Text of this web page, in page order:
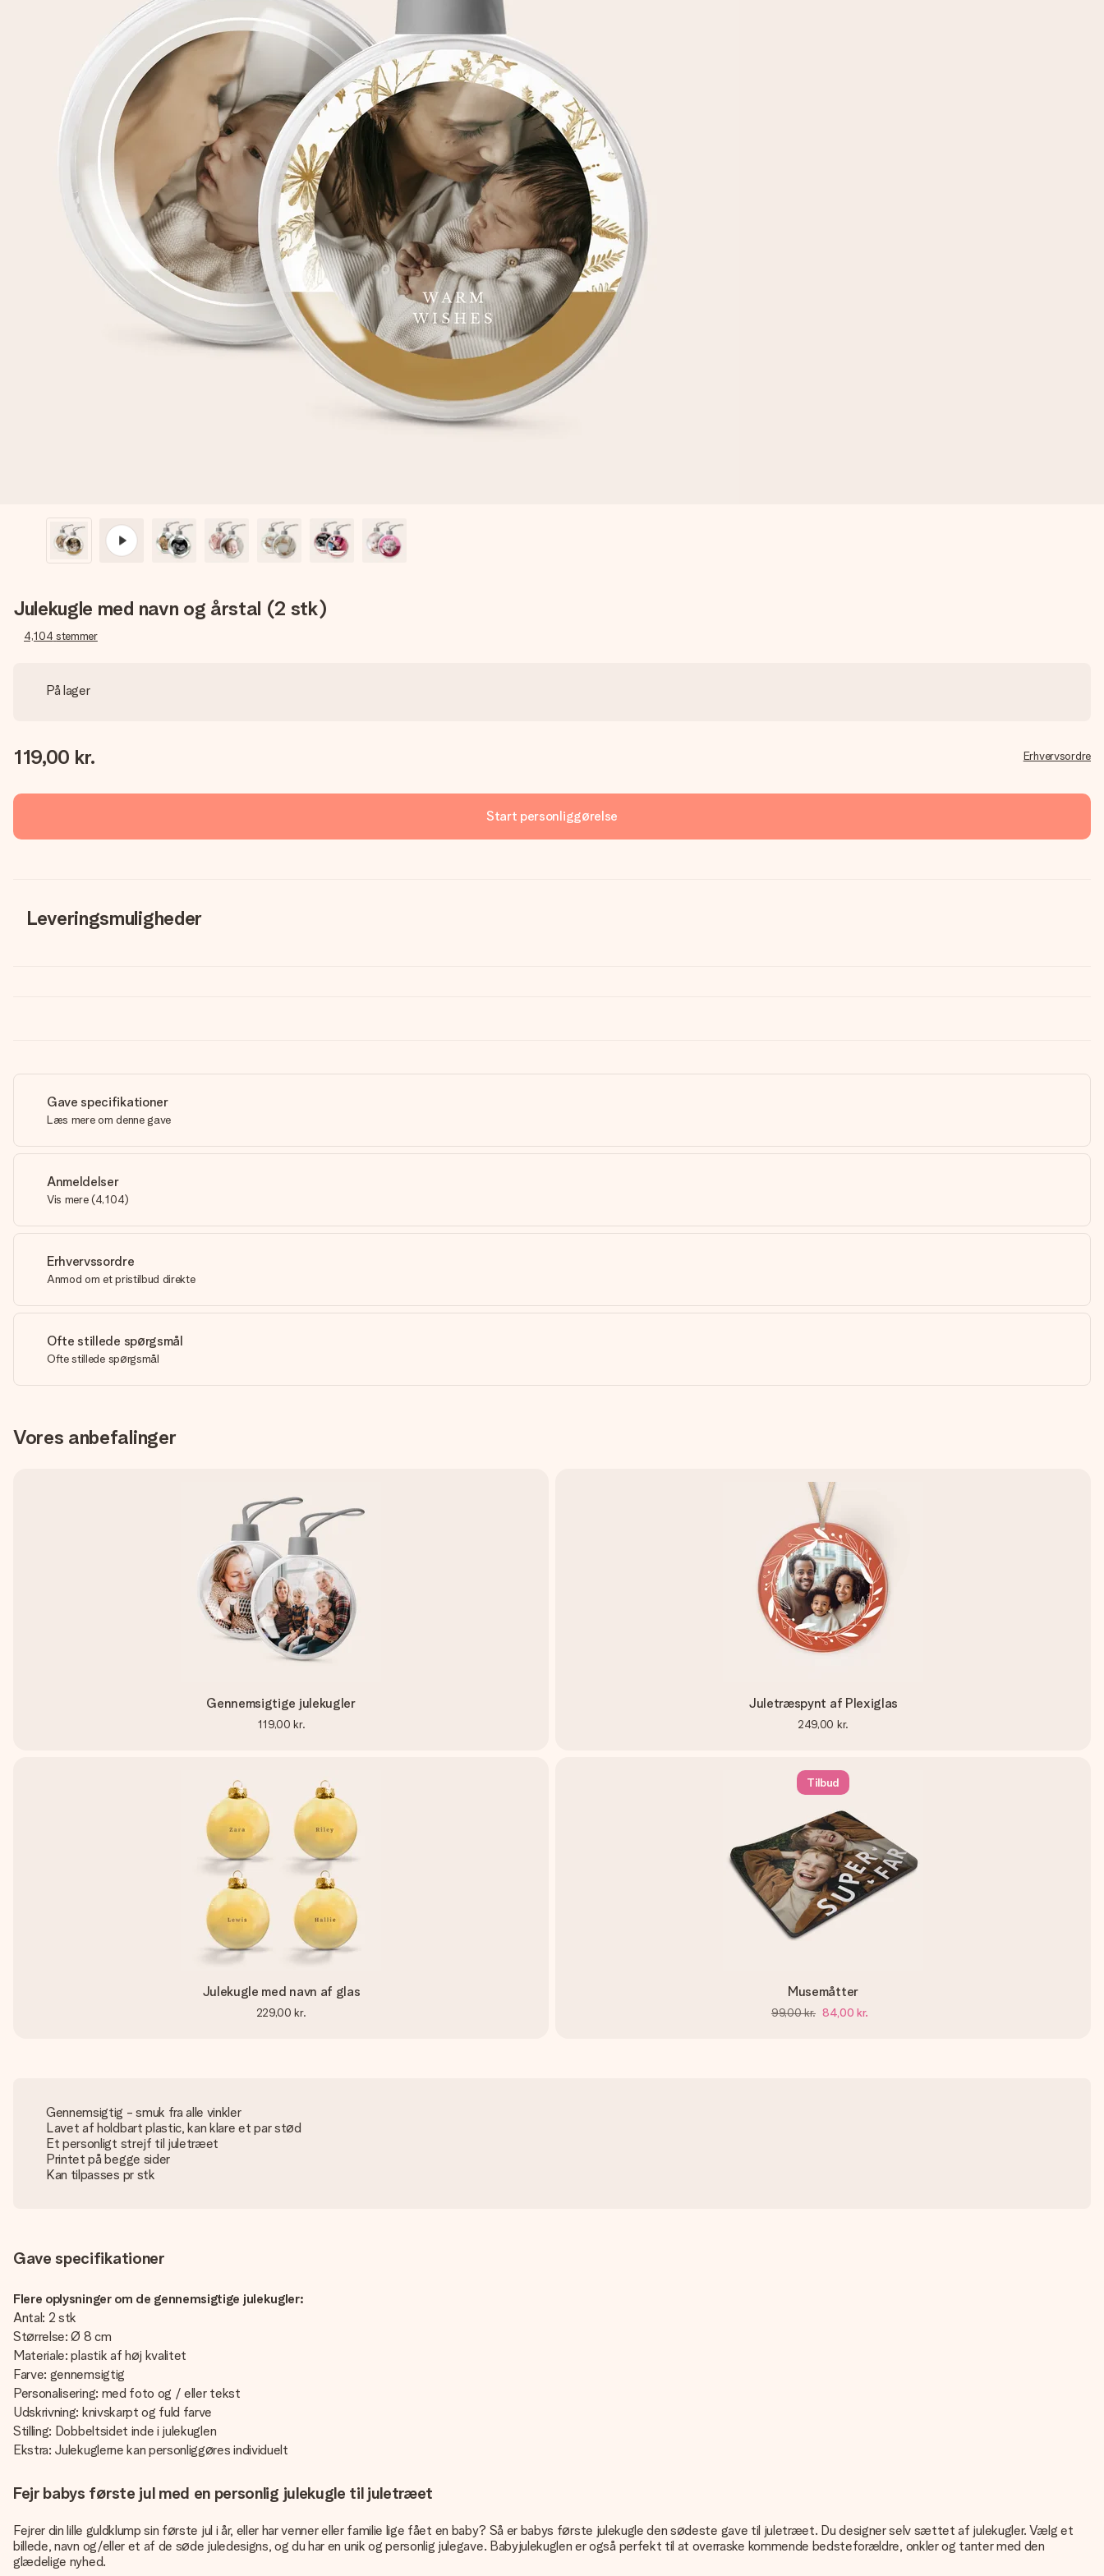
Julekugle med navn og årstal (2 stk)
4,104 stemmer
På lager
119,00 kr. Erhvervsordre
Start personliggørelse
Leveringsmuligheder
Gave specifikationer
Læs mere om denne gave
Anmeldelser
Vis mere (4,104)
Erhvervssordre
Anmod om et pristilbud direkte
Ofte stillede spørgsmål
Ofte stillede spørgsmål
Vores anbefalinger
Gennemsigtige julekugler
119,00 kr.
Juletræspynt af Plexiglas
249,00 kr.
Julekugle med navn af glas
229,00 kr.
Tilbud
Musemåtter
99,00 kr. 84,00 kr.
Gennemsigtig - smuk fra alle vinkler
Lavet af holdbart plastic, kan klare et par stød
Et personligt strejf til juletræet
Printet på begge sider
Kan tilpasses pr stk
Gave specifikationer
Flere oplysninger om de gennemsigtige julekugler:
Antal: 2 stk
Størrelse: Ø 8 cm
Materiale: plastik af høj kvalitet
Farve: gennemsigtig
Personalisering: med foto og / eller tekst
Udskrivning: knivskarpt og fuld farve
Stilling: Dobbeltsidet inde i julekuglen
Ekstra: Julekuglerne kan personliggøres individuelt
Fejr babys første jul med en personlig julekugle til juletræet
Fejrer din lille guldklump sin første jul i år, eller har venner eller familie lige fået en baby? Så er babys første julekugle den sødeste gave til juletræet. Du designer selv sættet af julekugler. Vælg et
billede, navn og/eller et af de søde juledesigns, og du har en unik og personlig julegave. Babyjulekuglen er også perfekt til at overraske kommende bedsteforældre, onkler og tanter med den
glædelige nyhed.